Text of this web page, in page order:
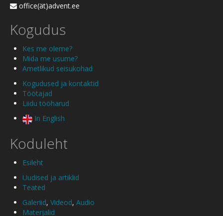
office(ät)advent.ee
Kogudus
Kes me oleme?
Mida me usume?
Ametlikud seisukohad
Kogudused ja kontaktid
Töötajad
Liidu tööharud
In English
Koduleht
Esileht
Uudised ja artiklid
Teated
Galeriid, Videod, Audio
Materjalid